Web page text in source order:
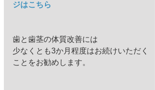
ジはこちら
歯と歯茎の体質改善には
少なくとも3か月程度はお続けいただく
ことをお勧めします。